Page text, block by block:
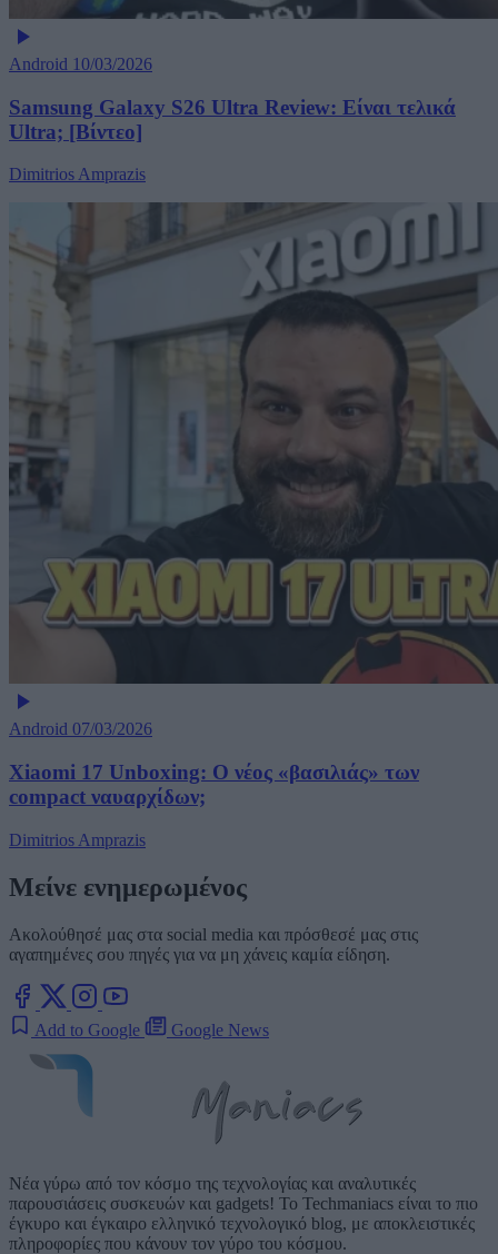
Android 10/03/2026
Samsung Galaxy S26 Ultra Review: Είναι τελικά
Ultra; [Βίντεο]
Dimitrios Amprazis
Android 07/03/2026
Xiaomi 17 Unboxing: Ο νέος «βασιλιάς» των
compact ναυαρχίδων;
Dimitrios Amprazis
Μείνε ενημερωμένος
Ακολούθησέ μας στα social media και πρόσθεσέ μας στις
αγαπημένες σου πηγές για να μη χάνεις καμία είδηση.
Add to Google Google News
Νέα γύρω από τον κόσμο της τεχνολογίας και αναλυτικές
παρουσιάσεις συσκευών και gadgets! Το Techmaniacs είναι το πιο
έγκυρο και έγκαιρο ελληνικό τεχνολογικό blog, με αποκλειστικές
πληροφορίες που κάνουν τον γύρο του κόσμου.